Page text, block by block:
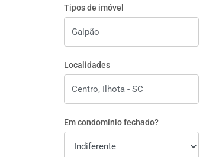
Tipos de imóvel
Localidades
Em condomínio fechado?